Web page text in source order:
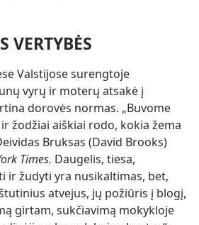
VERTYBĖS
Valstijose surengtoje
vyrų ir moterų atsakė į
dorovės normas. „Buvome
žodžiai aiškiai rodo, kokia žema
Bruksas (David Brooks)
Times. Daugelis, tiesa,
ir žudyti yra nusikaltimas, bet,
atvejus, jų požiūris į blogį,
girtam, sukčiavimą mokykloje